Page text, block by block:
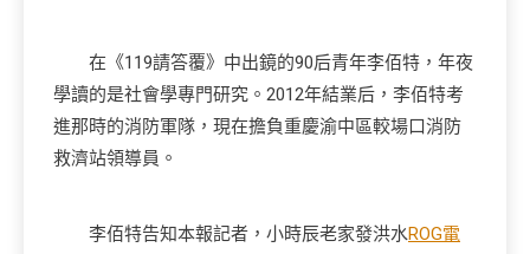
在《119請答覆》中出鏡的90后青年李佰特，年夜
學讀的是社會學專門研究。2012年結業后，李佰特考
進那時的消防軍隊，現在擔負重慶渝中區較場口消防
救濟站領導員。
李佰特告知本報記者，小時辰老家發洪水ROG電